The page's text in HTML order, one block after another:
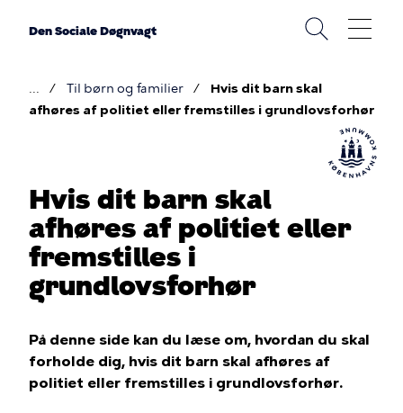
Den Sociale Døgnvagt
Brødkrumme
Til børn og familier
Hvis dit barn skal
afhøres af politiet eller fremstilles i grundlovsforhør
Hvis dit barn skal
afhøres af politiet eller
fremstilles i
grundlovsforhør
På denne side kan du læse om, hvordan du skal
forholde dig, hvis dit barn skal afhøres af
politiet eller fremstilles i grundlovsforhør.